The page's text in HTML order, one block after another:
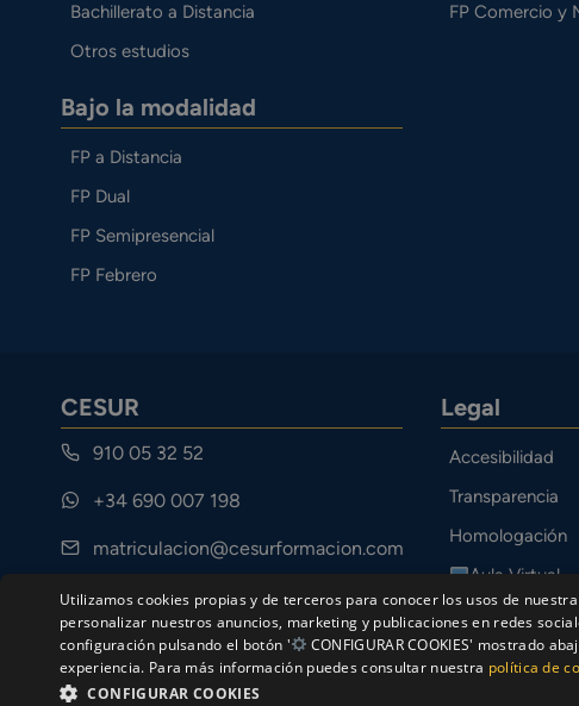
Bachillerato a Distancia
Otros estudios
Bajo la modalidad
FP a Distancia
FP Dual
FP Semipresencial
FP Febrero
FP Comercio y
CESUR
910 05 32 52
+34 690 007 198
matriculacion@cesurformacion.com
Calle Cuarteles 11, 29002 Málaga
Legal
Accesibilidad
Transparencia
Homologación
Aula Virtual
Canal Ético
Utilizamos cookies propias y de terceros para conocer los usos de
personalizar nuestros anuncios, marketing y publicaciones en redes
configuración pulsando el botón '
CONFIGURAR COOKIES' mostrado
experiencia. Para más información puedes consultar nuestra política de
CONFIGURAR COOKIES